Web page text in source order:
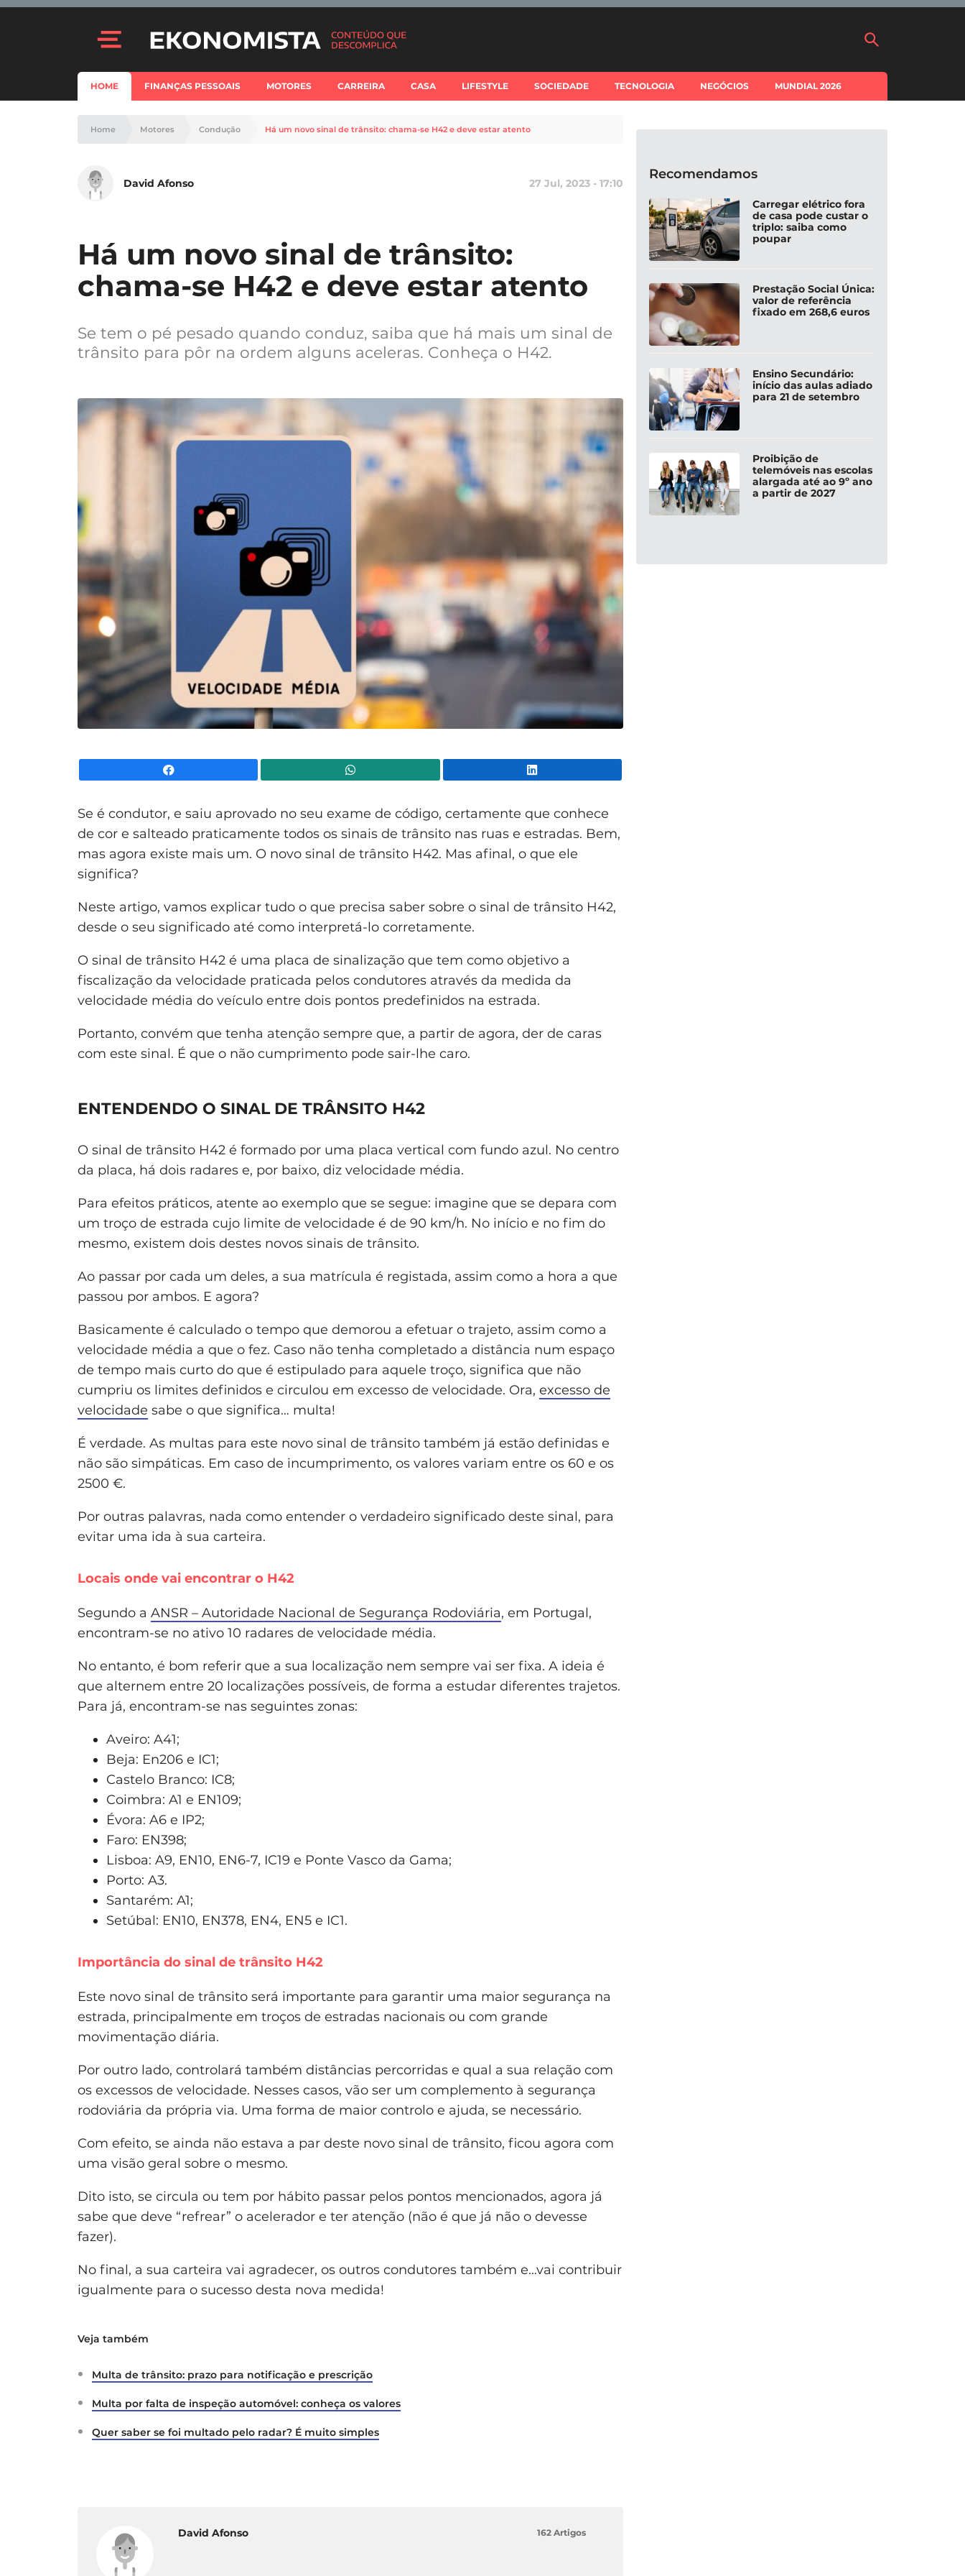
HOME FINANÇAS PESSOAIS MOTORES CARREIRA CASA LIFESTYLE SOCIEDADE TECNOLOGIA NEGÓCIOS MUNDIAL 2026
Home Motores Condução Há um novo sinal de trânsito: chama-se H42 e deve estar atento
David Afonso 27 Jul, 2023 - 17:10
Há um novo sinal de trânsito:
chama-se H42 e deve estar atento
Se tem o pé pesado quando conduz, saiba que há mais um sinal de
trânsito para pôr na ordem alguns aceleras. Conheça o H42.
Se é condutor, e saiu aprovado no seu exame de código, certamente que conhece
de cor e salteado praticamente todos os sinais de trânsito nas ruas e estradas. Bem,
mas agora existe mais um. O novo sinal de trânsito H42. Mas afinal, o que ele
significa?
Neste artigo, vamos explicar tudo o que precisa saber sobre o sinal de trânsito H42,
desde o seu significado até como interpretá-lo corretamente.
O sinal de trânsito H42 é uma placa de sinalização que tem como objetivo a
fiscalização da velocidade praticada pelos condutores através da medida da
velocidade média do veículo entre dois pontos predefinidos na estrada.
Portanto, convém que tenha atenção sempre que, a partir de agora, der de caras
com este sinal. É que o não cumprimento pode sair-lhe caro.
ENTENDENDO O SINAL DE TRÂNSITO H42
O sinal de trânsito H42 é formado por uma placa vertical com fundo azul. No centro
da placa, há dois radares e, por baixo, diz velocidade média.
Para efeitos práticos, atente ao exemplo que se segue: imagine que se depara com
um troço de estrada cujo limite de velocidade é de 90 km/h. No início e no fim do
mesmo, existem dois destes novos sinais de trânsito.
Ao passar por cada um deles, a sua matrícula é registada, assim como a hora a que
passou por ambos. E agora?
Basicamente é calculado o tempo que demorou a efetuar o trajeto, assim como a
velocidade média a que o fez. Caso não tenha completado a distância num espaço
de tempo mais curto do que é estipulado para aquele troço, significa que não
cumpriu os limites definidos e circulou em excesso de velocidade. Ora, excesso de
velocidade sabe o que significa… multa!
É verdade. As multas para este novo sinal de trânsito também já estão definidas e
não são simpáticas. Em caso de incumprimento, os valores variam entre os 60 e os
2500 €.
Por outras palavras, nada como entender o verdadeiro significado deste sinal, para
evitar uma ida à sua carteira.
Locais onde vai encontrar o H42
Segundo a ANSR – Autoridade Nacional de Segurança Rodoviária, em Portugal,
encontram-se no ativo 10 radares de velocidade média.
No entanto, é bom referir que a sua localização nem sempre vai ser fixa. A ideia é
que alternem entre 20 localizações possíveis, de forma a estudar diferentes trajetos.
Para já, encontram-se nas seguintes zonas:
Aveiro: A41;
Beja: En206 e IC1;
Castelo Branco: IC8;
Coimbra: A1 e EN109;
Évora: A6 e IP2;
Faro: EN398;
Lisboa: A9, EN10, EN6-7, IC19 e Ponte Vasco da Gama;
Porto: A3.
Santarém: A1;
Setúbal: EN10, EN378, EN4, EN5 e IC1.
Importância do sinal de trânsito H42
Este novo sinal de trânsito será importante para garantir uma maior segurança na
estrada, principalmente em troços de estradas nacionais ou com grande
movimentação diária.
Por outro lado, controlará também distâncias percorridas e qual a sua relação com
os excessos de velocidade. Nesses casos, vão ser um complemento à segurança
rodoviária da própria via. Uma forma de maior controlo e ajuda, se necessário.
Com efeito, se ainda não estava a par deste novo sinal de trânsito, ficou agora com
uma visão geral sobre o mesmo.
Dito isto, se circula ou tem por hábito passar pelos pontos mencionados, agora já
sabe que deve “refrear” o acelerador e ter atenção (não é que já não o devesse
fazer).
No final, a sua carteira vai agradecer, os outros condutores também e…vai contribuir
igualmente para o sucesso desta nova medida!
Veja também
Multa de trânsito: prazo para notificação e prescrição
Multa por falta de inspeção automóvel: conheça os valores
Quer saber se foi multado pelo radar? É muito simples
David Afonso 162 Artigos
Recomendamos
Carregar elétrico fora
de casa pode custar o
triplo: saiba como
poupar
Prestação Social Única:
valor de referência
fixado em 268,6 euros
Ensino Secundário:
início das aulas adiado
para 21 de setembro
Proibição de
telemóveis nas escolas
alargada até ao 9º ano
a partir de 2027